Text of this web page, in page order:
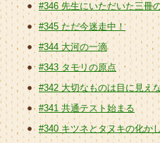
#346 先生にいただいた三冊
#345 ただ今迷走中！
#344 大河の一滴
#343 タモリの原点
#342 大切なものは目に見え
#341 共通テスト始まる
#340 キツネとタヌキの化か